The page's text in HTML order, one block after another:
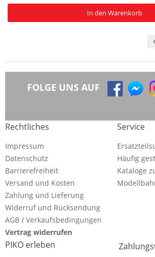
In den Warenkorb
FOLGE UNS AUF
Rechtliches
Impressum
Datenschutz
Barrierefreiheit
Versand und Kosten
Zahlung und Lieferung
Widerruf und Rücksendung
AGB / Verkaufsbedingungen
Vertrag widerrufen
Service
Häufig
Kataloge
PIKO erleben